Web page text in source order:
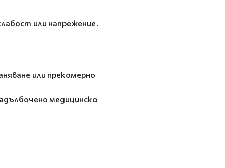
или напрежение.
или прекомерно
медицинско